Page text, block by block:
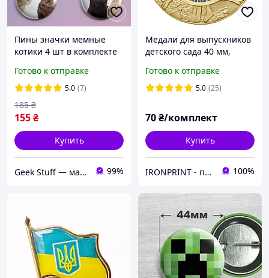
Пины значки мемные
котики 4 шт в комплекте
Готово к отправке
5.0 (7)
155₴
185 ₴
Купить
Geek Stuff — магазин аниме, гиков, Kpop товаров. Сувениры с вашим принтом и полиграфия 99%
Медали для выпускников
детского сада 40 мм,
медальки на выпускной в
детском саду
Готово к отправке
5.0 (25)
70₴/комплект
Купить
IRONPRINT - печать на металле и наградная атрибутика 100%